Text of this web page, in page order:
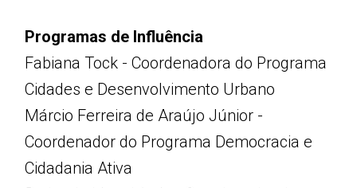
Programas de Influência
Fabiana Tock - Coordenadora do Programa
Cidades e Desenvolvimento Urbano
Márcio Ferreira de Araújo Júnior -
Coordenador do Programa Democracia e
Cidadania Ativa